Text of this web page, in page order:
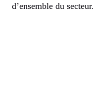
d’ensemble du secteur.